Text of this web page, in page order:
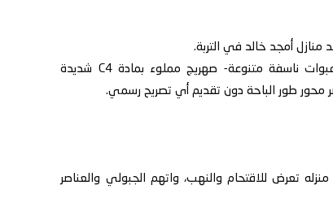
أمجد خالد في التربة.
المداهمة كشفت عن: سيارتان مفخختان مجهزتان للتفجير- عبوات ناسفة متنوعة- صهريج مملوء بمادة C4 شديدة
محور طور الباحة دون تقديم أي تصريح رسمي.
تعرض للاقتحام والنهب، واتهم الجبولي والعناصر